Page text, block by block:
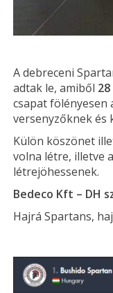
A debreceni
adtak le, amiből
csapat fölényesen
versenyzőknek és
Külön köszönet
volna létre, illetve
létrejöhessenek.
Bedeco Kft – DH
Hajrá Spartans,